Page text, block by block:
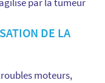
DE LA
moteurs,